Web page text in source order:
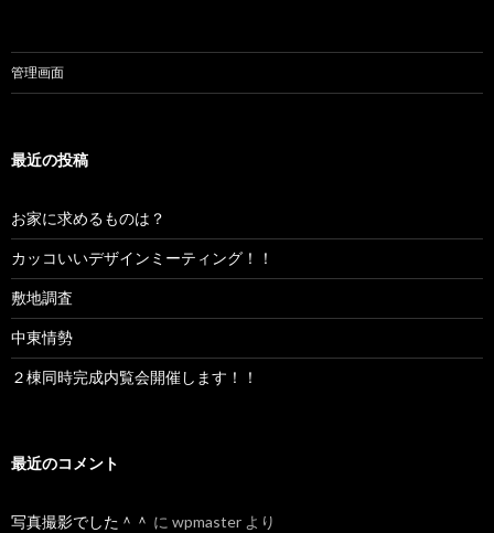
管理画面
最近の投稿
お家に求めるものは？
カッコいいデザインミーティング！！
敷地調査
中東情勢
２棟同時完成内覧会開催します！！
最近のコメント
写真撮影でした＾＾ に wpmaster より